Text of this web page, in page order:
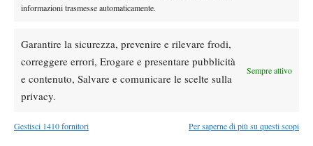
informazioni trasmesse automaticamente.
Garantire la sicurezza, prevenire e rilevare frodi,
correggere errori, Erogare e presentare pubblicità
e contenuto, Salvare e comunicare le scelte sulla
privacy.
Sempre attivo
Gestisci 1410 fornitori Per saperne di più su questi scopi
Atp News
out per Shang contro Darderi
News Wta